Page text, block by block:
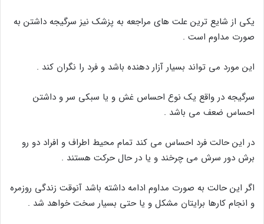
یکی از شایع ترین علت های مراجعه به پزشک نیز سرگیجه داشتن به
صورت مداوم است .
این مورد می تواند بسیار آزار دهنده باشد و فرد را نگران کند .
سرگیجه در واقع یک نوع احساس غش و یا سبکی سر و داشتن
احساس ضعف می باشد .
در این حالت فرد احساس می کند تمام محیط اطراف و افراد دو رو
برش دور سرش می چرخند و یا در حال حرکت هستند .
اگر این حالت به صورت مداوم ادامه داشته باشد آنوقت زندگی روزمره
و انجام کارها برایتان مشکل و یا حتی بسیار سخت خواهد شد .